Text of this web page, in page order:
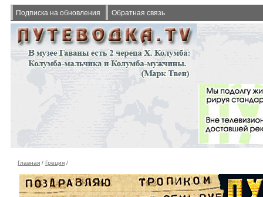
Подписка на обновления Обратная связь
Главная /Греция /